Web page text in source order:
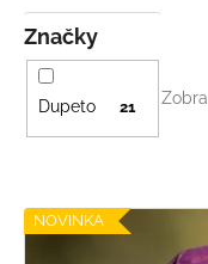
Značky
Dupeto 21
VNOVINKA